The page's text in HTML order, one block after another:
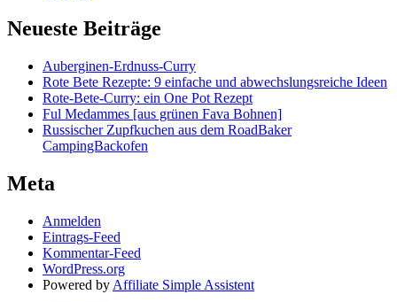
Neueste Beiträge
Auberginen-Erdnuss-Curry
Rote Bete Rezepte: 9 einfache und abwechslungsreiche Ideen
Rote-Bete-Curry: ein One Pot Rezept
Ful Medammes [aus grünen Fava Bohnen]
Russischer Zupfkuchen aus dem RoadBaker
CampingBackofen
Meta
Anmelden
Eintrags-Feed
Kommentar-Feed
WordPress.org
Powered by Affiliate Simple Assistent